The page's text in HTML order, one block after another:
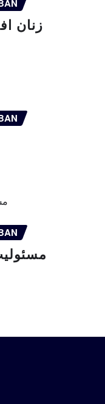
زنان